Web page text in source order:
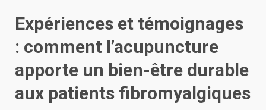
Expériences et témoignages
: comment l’acupuncture
apporte un bien-être durable
aux patients fibromyalgiques